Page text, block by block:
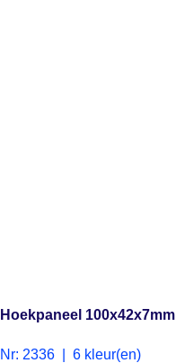
Hoekpaneel 100x42x7mm
Nr: 2336 | 6 kleur(en)